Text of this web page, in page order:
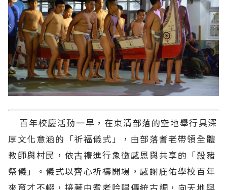
百年校慶活動一早，在東清部落的空地舉行具深
厚文化意涵的「祈福儀式」，由部落耆老帶領全體
教師與村民，依古禮進行象徵感恩與共享的「殺豬
祭儀」。儀式以齊心祈禱開場，感謝庇佑學校百年
來育才不輟，接著由耆老吟唱傳統古調，向天地與